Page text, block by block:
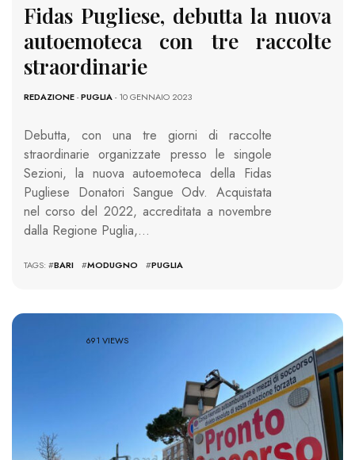
Fidas Pugliese, debutta la nuova
autoemoteca con tre raccolte
straordinarie
REDAZIONE-PUGLIA- 10 GENNAIO 2023
Debutta, con una tre giorni di raccolte
straordinarie organizzate presso le singole
Sezioni, la nuova autoemoteca della Fidas
Pugliese Donatori Sangue Odv. Acquistata
nel corso del 2022, accreditata a novembre
dalla Regione Puglia,…
TAGS: #BARI #MODUGNO #PUGLIA
691 VIEWS